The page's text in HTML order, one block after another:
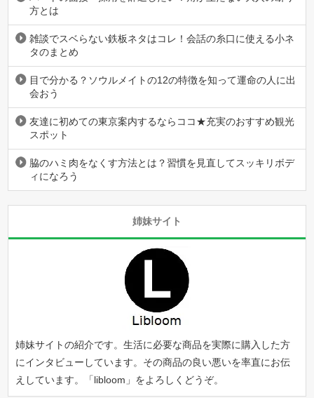
方とは
雑談でスベらない鉄板ネタはコレ！会話の糸口に使える小ネ
タのまとめ
目で分かる？ソウルメイトの12の特徴を知って運命の人に出
会おう
友達に初めての東京案内するならココ★充実のおすすめ観光
スポット
脇のハミ肉をなくす方法とは？習慣を見直してスッキリボデ
ィになろう
姉妹サイト
姉妹サイトの紹介です。生活に必要な商品を実際に購入した方
にインタビューしています。その商品の良い悪いを率直にお伝
えしています。「libloom 」をよろしくどうぞ。